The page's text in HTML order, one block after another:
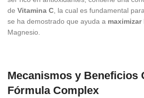
de Vitamina C , la cual es fundamental
se ha demostrado que ayuda a
Magnesio.
Mecanismos y Beneficios
Fórmula Complex